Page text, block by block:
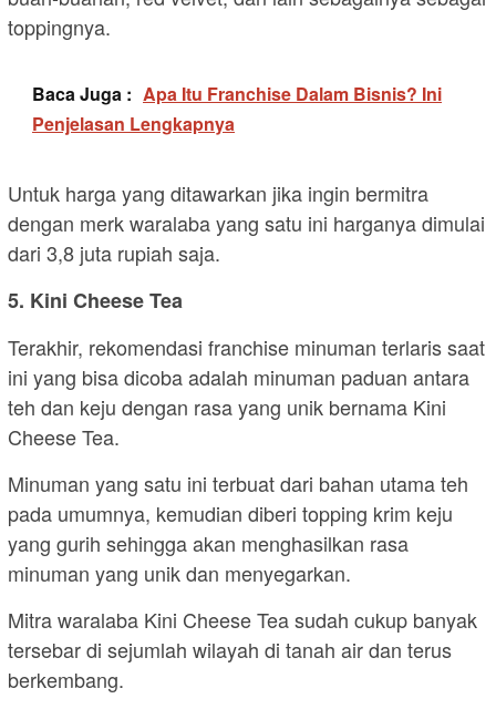
toppingnya.
Baca Juga : Apa Itu Franchise Dalam Bisnis? Ini
Penjelasan Lengkapnya
Untuk harga yang ditawarkan jika ingin bermitra
dengan merk waralaba yang satu ini harganya dimulai
dari 3,8 juta rupiah saja.
5. Kini Cheese Tea
Terakhir, rekomendasi franchise minuman terlaris saat
ini yang bisa dicoba adalah minuman paduan antara
teh dan keju dengan rasa yang unik bernama Kini
Cheese Tea.
Minuman yang satu ini terbuat dari bahan utama teh
pada umumnya, kemudian diberi topping krim keju
yang gurih sehingga akan menghasilkan rasa
minuman yang unik dan menyegarkan.
Mitra waralaba Kini Cheese Tea sudah cukup banyak
tersebar di sejumlah wilayah di tanah air dan terus
berkembang.